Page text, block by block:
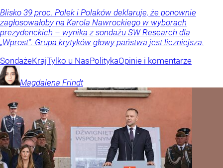
Blisko 39 proc. Polek i Polaków deklaruje, że ponownie
zagłosowałoby na Karola Nawrockiego w wyborach
prezydenckich – wynika z sondażu SW Research dla
„Wprost”. Grupa krytyków głowy państwa jest liczniejsza.
SondażeKrajTylko u NasPolitykaOpinie i komentarze
Magdalena Frindt